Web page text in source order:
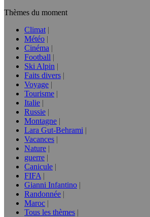
Thèmes du moment
Climat
Météo
Cinéma
Football
Ski Alpin
Faits divers
Voyage
Tourisme
Italie
Russie
Montagne
Lara Gut-Behrami
Vacances
Nature
guerre
Canicule
FIFA
Gianni Infantino
Randonnée
Maroc
Tous les thèmes